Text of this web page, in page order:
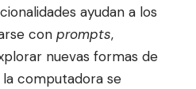
ayudan a los
con prompts,
nuevas formas de
la computadora se